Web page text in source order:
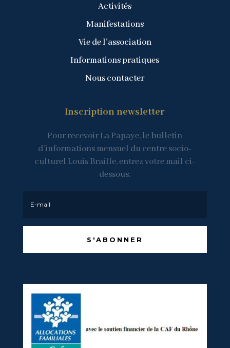
Activités
Manifestations
Vie de l’association
Informations pratiques
Nous contacter
Inscription newsletter
Pour recevoir La Papaye, le bulletin
d’informations mensuel du centre socio-
culturel Louis Braille, entrez votre mail ci-
dessous.
S'ABONNER